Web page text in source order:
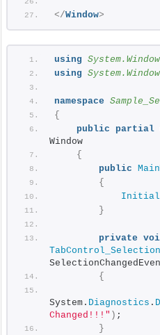
</Window>
using
using
namespace
{
public
partial
Window
{
public
{
}
private
{
System. Diagnostics .
Changed!!!" ) ;
}